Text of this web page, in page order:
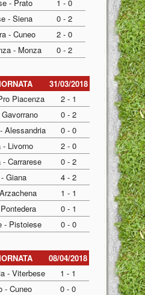
- Prato
1 - 0
- Siena
0 - 2
- Cuneo
2 - 0
- Monza 0 - 2
31/03/2018
Piacenza
2 - 1
0 - 2
Alessandria
0 - 0
- Livorno
2 - 0
- Carrarese
0 - 2
Giana
4 - 2
1 - 1
0 - 1
- Pistoiese 0 - 0
08/04/2018
- Viterbese
1 - 1
- Cuneo
0 - 0